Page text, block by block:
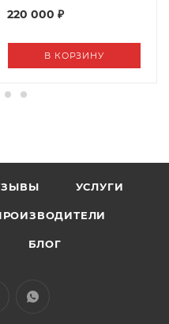
220 000 ₽
В КОРЗИНУ
УСЛУГИ
БЛОГ